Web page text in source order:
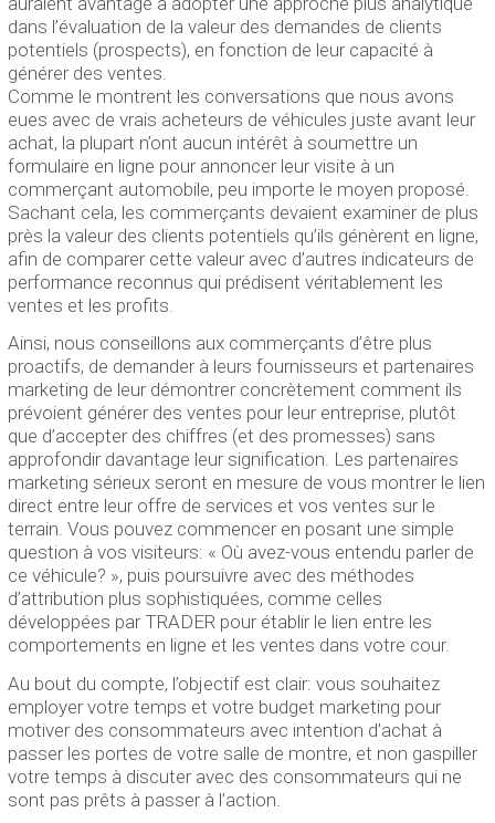
dans l’évaluation de la valeur des demandes de clients
potentiels (prospects), en fonction de leur capacité à
générer des ventes.
Comme le montrent les conversations que nous avons
eues avec de vrais acheteurs de véhicules juste avant leur
achat, la plupart n’ont aucun intérêt à soumettre un
formulaire en ligne pour annoncer leur visite à un
commerçant automobile, peu importe le moyen proposé.
Sachant cela, les commerçants devaient examiner de plus
près la valeur des clients potentiels qu’ils génèrent en ligne,
afin de comparer cette valeur avec d’autres indicateurs de
performance reconnus qui prédisent véritablement les
ventes et les profits.
Ainsi, nous conseillons aux commerçants d’être plus
proactifs, de demander à leurs fournisseurs et partenaires
marketing de leur démontrer concrètement comment ils
prévoient générer des ventes pour leur entreprise, plutôt
que d’accepter des chiffres (et des promesses) sans
approfondir davantage leur signification. Les partenaires
marketing sérieux seront en mesure de vous montrer le lien
direct entre leur offre de services et vos ventes sur le
terrain. Vous pouvez commencer en posant une simple
question à vos visiteurs: « Où avez-vous entendu parler de
ce véhicule? », puis poursuivre avec des méthodes
d’attribution plus sophistiquées, comme celles
développées par TRADER pour établir le lien entre les
comportements en ligne et les ventes dans votre cour.
Au bout du compte, l’objectif est clair: vous souhaitez
employer votre temps et votre budget marketing pour
motiver des consommateurs avec intention d’achat à
passer les portes de votre salle de montre, et non gaspiller
votre temps à discuter avec des consommateurs qui ne
sont pas prêts à passer à l’action.